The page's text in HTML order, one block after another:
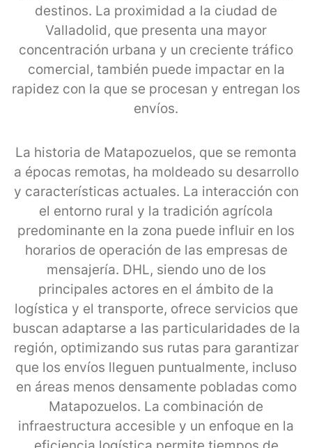
destinos. La proximidad a la ciudad de
Valladolid, que presenta una mayor
concentración urbana y un creciente tráfico
comercial, también puede impactar en la
rapidez con la que se procesan y entregan los
envíos.
La historia de Matapozuelos, que se remonta
a épocas remotas, ha moldeado su desarrollo
y características actuales. La interacción con
el entorno rural y la tradición agrícola
predominante en la zona puede influir en los
horarios de operación de las empresas de
mensajería. DHL, siendo uno de los
principales actores en el ámbito de la
logística y el transporte, ofrece servicios que
buscan adaptarse a las particularidades de la
región, optimizando sus rutas para garantizar
que los envíos lleguen puntualmente, incluso
en áreas menos densamente pobladas como
Matapozuelos. La combinación de
infraestructura accesible y un enfoque en la